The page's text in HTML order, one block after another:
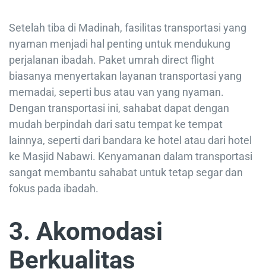
Setelah tiba di Madinah, fasilitas transportasi yang
nyaman menjadi hal penting untuk mendukung
perjalanan ibadah. Paket umrah direct flight
biasanya menyertakan layanan transportasi yang
memadai, seperti bus atau van yang nyaman.
Dengan transportasi ini, sahabat dapat dengan
mudah berpindah dari satu tempat ke tempat
lainnya, seperti dari bandara ke hotel atau dari hotel
ke Masjid Nabawi. Kenyamanan dalam transportasi
sangat membantu sahabat untuk tetap segar dan
fokus pada ibadah.
3. Akomodasi
Berkualitas